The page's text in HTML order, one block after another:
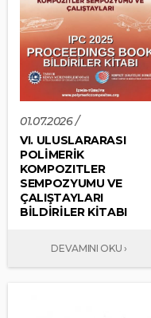
01.07.2026 /
VI. ULUSLARARASI
POLİMERİK
KOMPOZITLER
SEMPOZYUMU VE
ÇALIŞTAYLARI
BİLDİRİLER KİTABI